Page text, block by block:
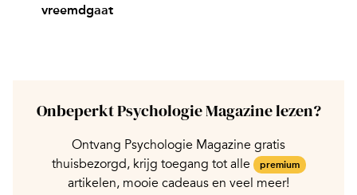
vreemdgaat
Onbeperkt Psychologie Magazine lezen?
Ontvang Psychologie Magazine gratis
thuisbezorgd, krijg toegang tot alle
premium
artikelen, mooie cadeaus en veel meer!